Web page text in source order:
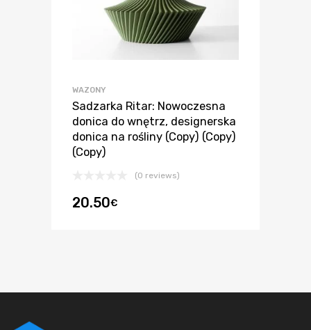
WAZONY
Sadzarka Ritar: Nowoczesna
donica do wnętrz, designerska
donica na rośliny (Copy) (Copy)
(Copy)
(0 reviews)
20.50€